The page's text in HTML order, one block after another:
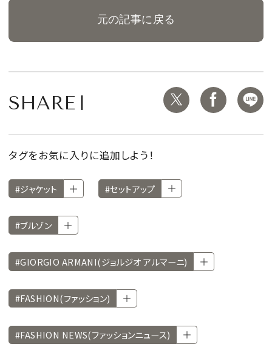
元の記事に戻る
SHARE
タグをお気に入りに追加しよう！
#ジャケット #セットアップ
#ブルゾン
#GIORGIO ARMANI(ジョルジオ アルマーニ)
#FASHION(ファッション)
#FASHION NEWS(ファッションニュース)